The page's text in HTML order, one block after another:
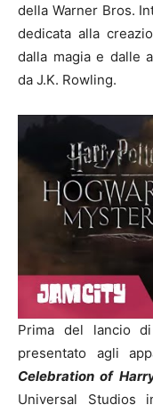
della Warner Bros.
dedicata alla
dalla magia e dalle
da J.K. Rowling.
Prima del lancio
presentato agli
Celebration of
Universal Studios